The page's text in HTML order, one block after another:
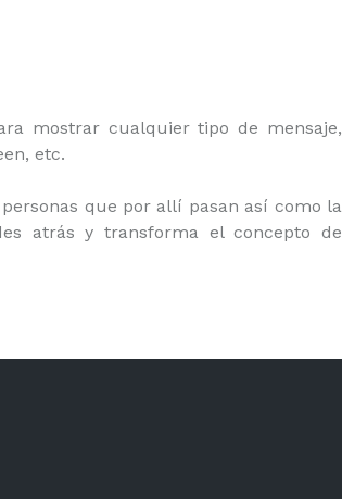
mostrar cualquier tipo de mensaje,
etc.
que por allí pasan así como la
atrás y transforma el concepto de